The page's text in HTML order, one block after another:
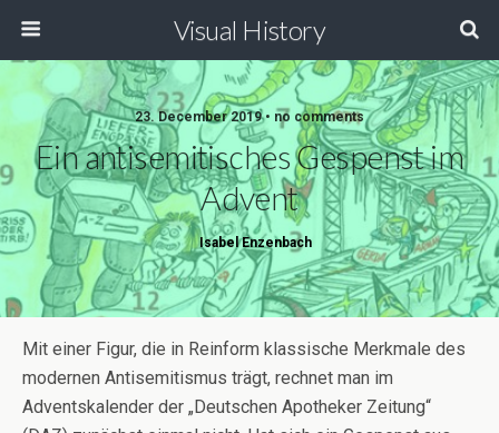
Visual History
23. December 2019 • no comments
Ein antisemitisches Gespenst im
Advent
Isabel Enzenbach
Mit einer Figur, die in Reinform klassische Merkmale des
modernen Antisemitismus trägt, rechnet man im
Adventskalender der „Deutschen Apotheker Zeitung“